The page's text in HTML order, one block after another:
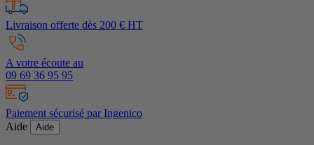
Livraison offerte dès 200 € HT
A votre écoute au
09 69 36 95 95
Paiement sécurisé par Ingenico
Aide
Aide